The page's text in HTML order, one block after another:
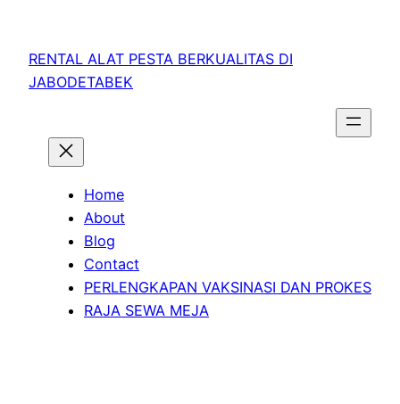
RENTAL ALAT PESTA BERKUALITAS DI
JABODETABEK
Home
About
Blog
Contact
PERLENGKAPAN VAKSINASI DAN PROKES
RAJA SEWA MEJA